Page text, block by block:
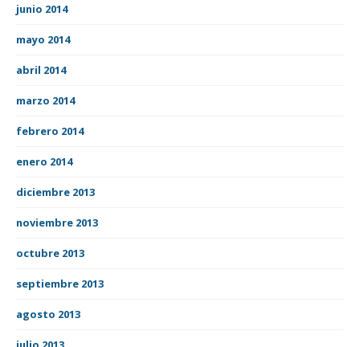
junio 2014
mayo 2014
abril 2014
marzo 2014
febrero 2014
enero 2014
diciembre 2013
noviembre 2013
octubre 2013
septiembre 2013
agosto 2013